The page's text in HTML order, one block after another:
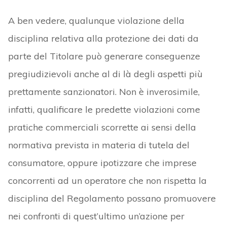
A ben vedere, qualunque violazione della
disciplina relativa alla protezione dei dati da
parte del Titolare può generare conseguenze
pregiudizievoli anche al di là degli aspetti più
prettamente sanzionatori. Non è inverosimile,
infatti, qualificare le predette violazioni come
pratiche commerciali scorrette ai sensi della
normativa prevista in materia di tutela del
consumatore, oppure ipotizzare che imprese
concorrenti ad un operatore che non rispetta la
disciplina del Regolamento possano promuovere
nei confronti di quest’ultimo un’azione per